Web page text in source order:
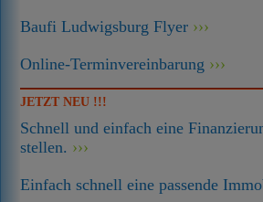
Baufi Ludwigsburg Flyer
Online-Terminvereinbarung
JETZT NEU !!!
Schnell und einfach eine
stellen.
Einfach schnell eine passende